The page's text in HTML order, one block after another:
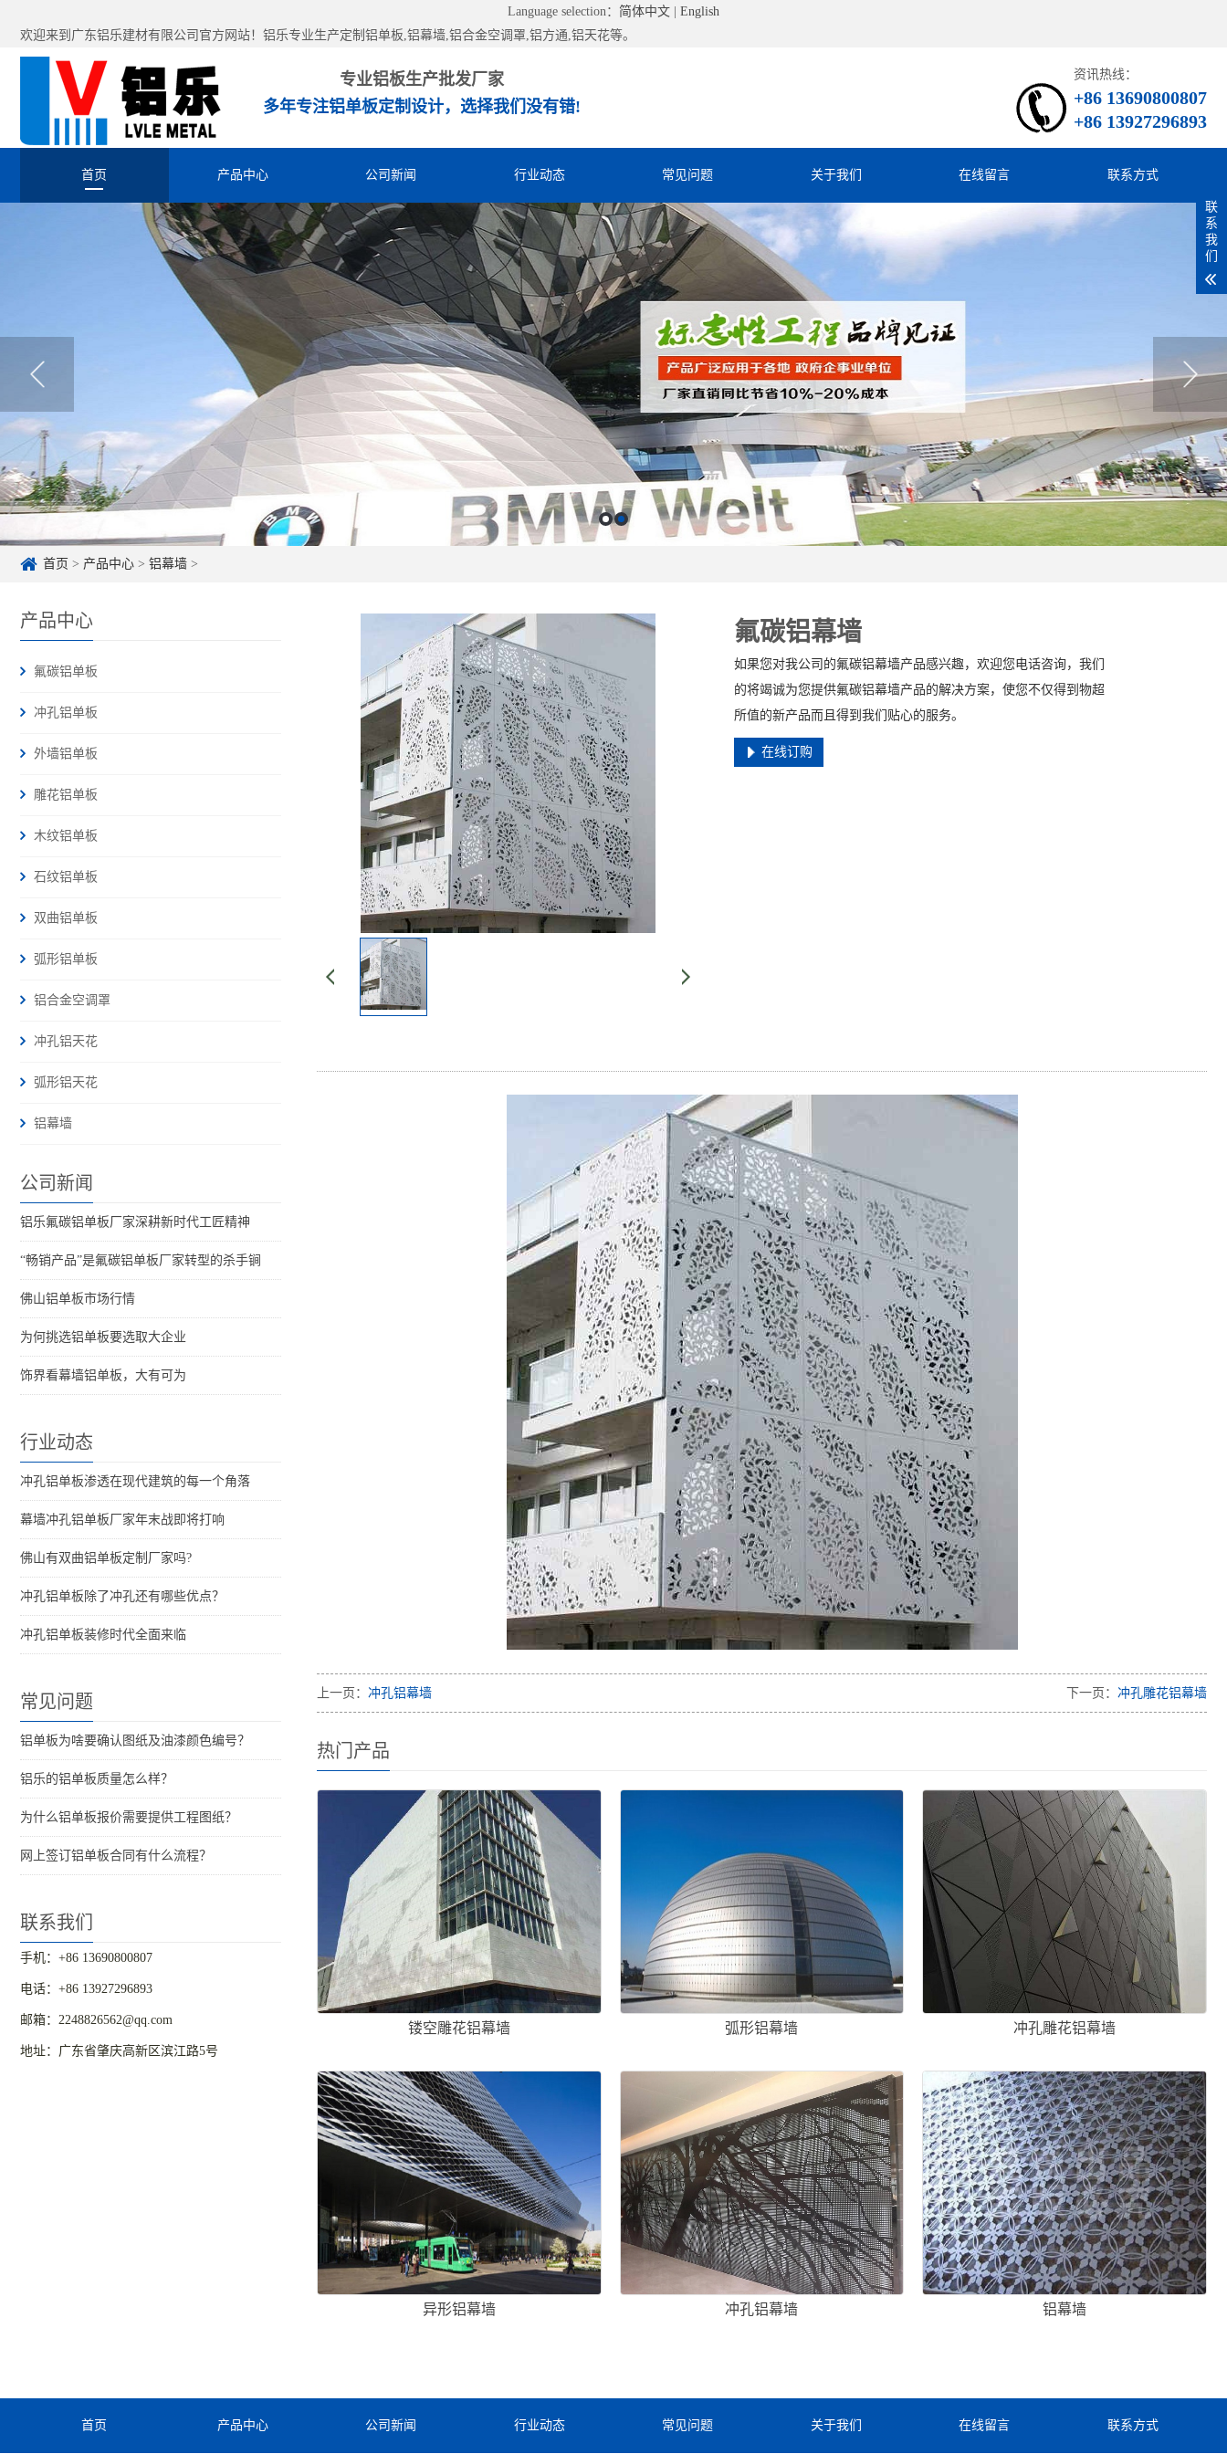
Language selection： 简体中文
English
欢迎来到广东铝乐建材有限公司官方网站！铝乐专业生产定制铝单板,铝幕墙,铝合金空调罩,铝方通,铝天花等。
专业铝板生产批发厂家
多年专注铝单板定制设计，选择我们没有错!
资讯热线：
+86 13690800807
+86 13927296893
首页 产品中心 公司新闻 行业动态 常见问题 关于我们 在线留言 联系方式
首页 > 产品中心 > 铝幕墙 >
产品中心
氟碳铝单板
冲孔铝单板
外墙铝单板
雕花铝单板
木纹铝单板
石纹铝单板
双曲铝单板
弧形铝单板
铝合金空调罩
冲孔铝天花
弧形铝天花
铝幕墙
公司新闻
铝乐氟碳铝单板厂家深耕新时代工匠精神
“畅销产品”是氟碳铝单板厂家转型的杀手锏
佛山铝单板市场行情
为何挑选铝单板要选取大企业
饰界看幕墙铝单板，大有可为
行业动态
冲孔铝单板渗透在现代建筑的每一个角落
幕墙冲孔铝单板厂家年末战即将打响
佛山有双曲铝单板定制厂家吗?
冲孔铝单板除了冲孔还有哪些优点？
冲孔铝单板装修时代全面来临
常见问题
铝单板为啥要确认图纸及油漆颜色编号？
铝乐的铝单板质量怎么样？
为什么铝单板报价需要提供工程图纸？
网上签订铝单板合同有什么流程？
联系我们
手机：+86 13690800807
电话：+86 13927296893
邮箱：2248826562@qq.com
地址：广东省肇庆高新区滨江路5号
氟碳铝幕墙
如果您对我公司的氟碳铝幕墙产品感兴趣，欢迎您电话咨询，我们
的将竭诚为您提供氟碳铝幕墙产品的解决方案，使您不仅得到物超
所值的新产品而且得到我们贴心的服务。
在线订购
上一页： 冲孔铝幕墙 下一页： 冲孔雕花铝幕墙
热门产品
镂空雕花铝幕墙 弧形铝幕墙 冲孔雕花铝幕墙
异形铝幕墙 冲孔铝幕墙 铝幕墙
首页 产品中心 公司新闻 行业动态 常见问题 关于我们 在线留言 联系方式
联
系
我
们